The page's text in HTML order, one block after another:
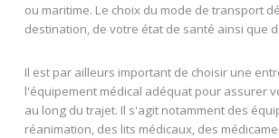
ou maritime. Le choix du mode de transport
destination, de votre état de santé ainsi que
Il est par ailleurs important de choisir une
l'équipement médical adéquat pour assurer
au long du trajet. Il s'agit notamment des
réanimation, des lits médicaux, des